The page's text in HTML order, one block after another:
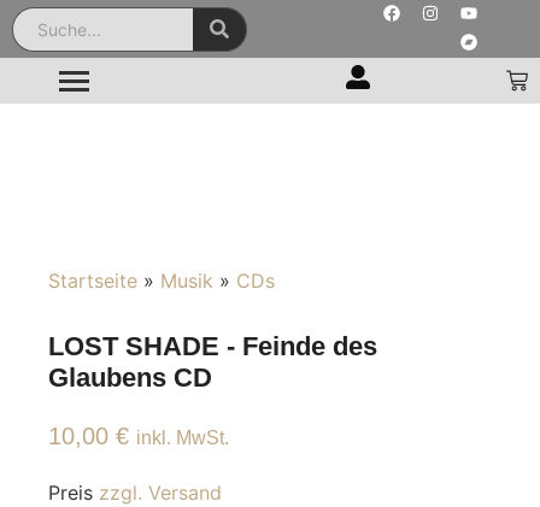
Startseite » Musik » CDs
LOST SHADE - Feinde des
Glaubens CD
10,00 € inkl. MwSt.
Preis zzgl. Versand